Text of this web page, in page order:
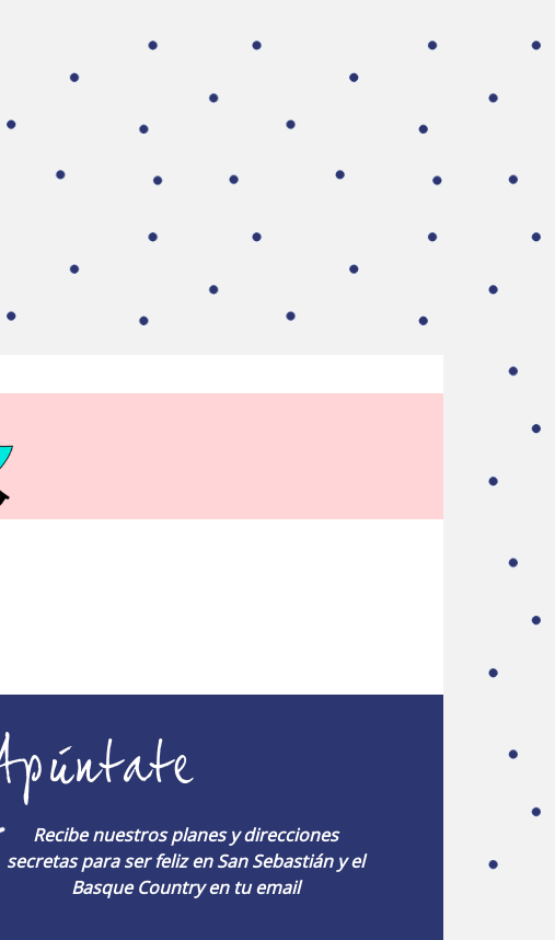
Recibe nuestros planes y direcciones
secretas para ser feliz en San Sebastián y el
Basque Country en tu email